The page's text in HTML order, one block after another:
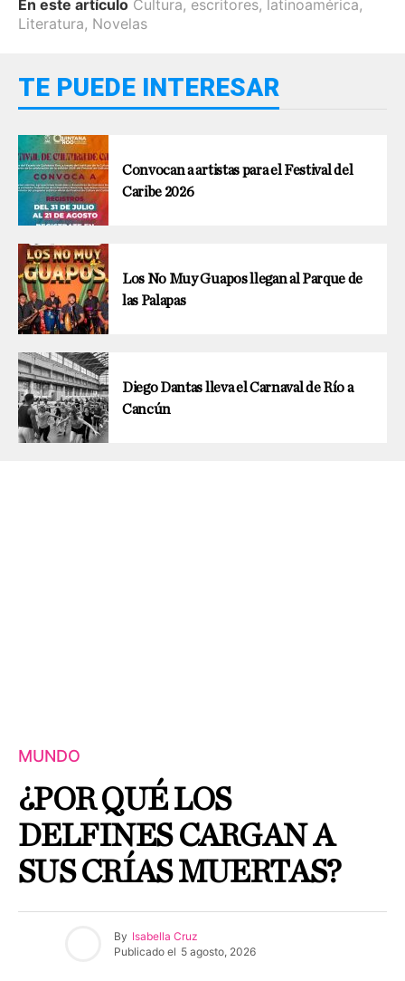
En este artículo Cultura, escritores, latinoamérica,
Literatura, Novelas
TE PUEDE INTERESAR
Convocan a artistas para el Festival del
Caribe 2026
Los No Muy Guapos llegan al Parque de
las Palapas
Diego Dantas lleva el Carnaval de Río a
Cancún
MUNDO
¿POR QUÉ LOS
DELFINES CARGAN A
SUS CRÍAS MUERTAS?
By Isabella Cruz
Publicado el 5 agosto, 2026